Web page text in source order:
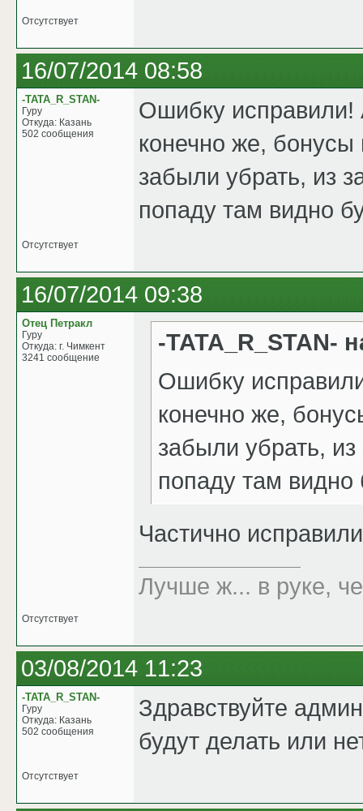
Отсутствует
16/07/2014 08:58
-TATA_R_STAN-
Гуру
Откуда: Казань
502 сообщения
Ошибку исправили!
конечно же,
забыли убрать, из
попаду там видно
Отсутствует
16/07/2014 09:38
Отец Петракл
Гуру
Откуда: г. Чимкент
3241 сообщение
-TATA_R_STAN-
Ошибку
конечно же,
забыли убрать,
попаду там
Частично
Лучше ж... в руке,
Отсутствует
03/08/2014 11:23
-TATA_R_STAN-
Гуру
Откуда: Казань
502 сообщения
Здравствуйте
будут делать или
Отсутствует